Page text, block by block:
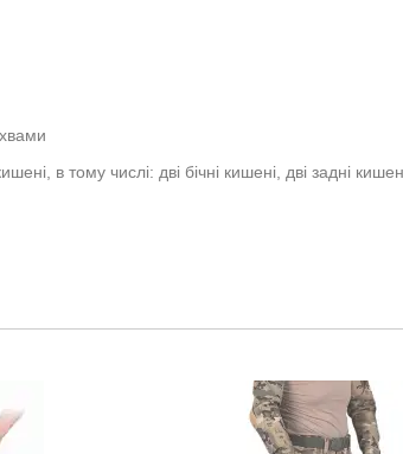
в тому числі: дві бічні кишені, дві задні